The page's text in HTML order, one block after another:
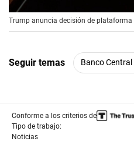
Trump anuncia decisión de plataforma
Seguir temas Banco Central
Conforme a los criterios de
Tipo de trabajo:
Noticias